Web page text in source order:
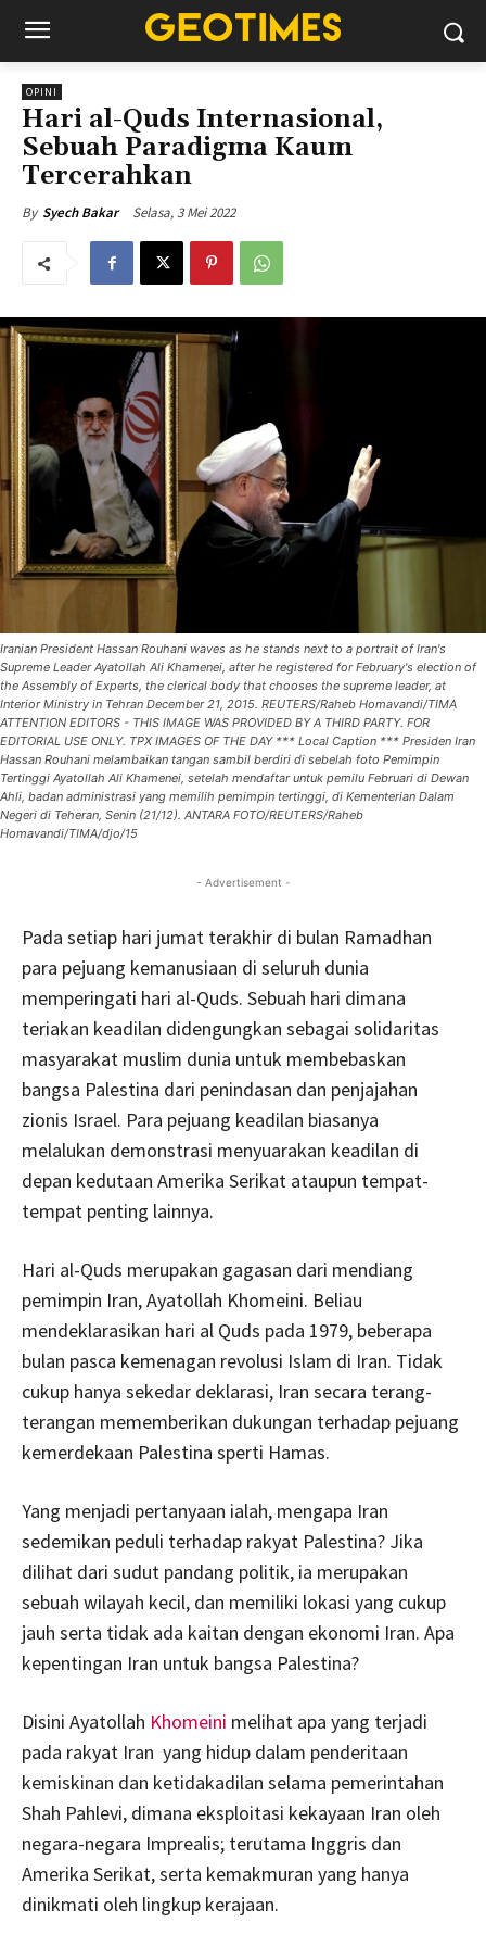
OPINI
Hari al-Quds Internasional,
Sebuah Paradigma Kaum
Tercerahkan
By Syech Bakar Selasa, 3 Mei 2022
Iranian President Hassan Rouhani waves as he stands next to a portrait of Iran's
Supreme Leader Ayatollah Ali Khamenei, after he registered for February's election of
the Assembly of Experts, the clerical body that chooses the supreme leader, at
Interior Ministry in Tehran December 21, 2015. REUTERS/Raheb Homavandi/TIMA
ATTENTION EDITORS - THIS IMAGE WAS PROVIDED BY A THIRD PARTY. FOR
EDITORIAL USE ONLY. TPX IMAGES OF THE DAY *** Local Caption *** Presiden Iran
Hassan Rouhani melambaikan tangan sambil berdiri di sebelah foto Pemimpin
Tertinggi Ayatollah Ali Khamenei, setelah mendaftar untuk pemilu Februari di Dewan
Ahli, badan administrasi yang memilih pemimpin tertinggi, di Kementerian Dalam
Negeri di Teheran, Senin (21/12). ANTARA FOTO/REUTERS/Raheb
Homavandi/TIMA/djo/15
- Advertisement -
Pada setiap hari jumat terakhir di bulan Ramadhan
para pejuang kemanusiaan di seluruh dunia
memperingati hari al-Quds. Sebuah hari dimana
teriakan keadilan didengungkan sebagai solidaritas
masyarakat muslim dunia untuk membebaskan
bangsa Palestina dari penindasan dan penjajahan
zionis Israel. Para pejuang keadilan biasanya
melalukan demonstrasi menyuarakan keadilan di
depan kedutaan Amerika Serikat ataupun tempat-
tempat penting lainnya.
Hari al-Quds merupakan gagasan dari mendiang
pemimpin Iran, Ayatollah Khomeini. Beliau
mendeklarasikan hari al Quds pada 1979, beberapa
bulan pasca kemenagan revolusi Islam di Iran. Tidak
cukup hanya sekedar deklarasi, Iran secara terang-
terangan mememberikan dukungan terhadap pejuang
kemerdekaan Palestina sperti Hamas.
Yang menjadi pertanyaan ialah, mengapa Iran
sedemikan peduli terhadap rakyat Palestina? Jika
dilihat dari sudut pandang politik, ia merupakan
sebuah wilayah kecil, dan memiliki lokasi yang cukup
jauh serta tidak ada kaitan dengan ekonomi Iran. Apa
kepentingan Iran untuk bangsa Palestina?
Disini Ayatollah Khomeini melihat apa yang terjadi
pada rakyat Iran yang hidup dalam penderitaan
kemiskinan dan ketidakadilan selama pemerintahan
Shah Pahlevi, dimana eksploitasi kekayaan Iran oleh
negara-negara Imprealis; terutama Inggris dan
Amerika Serikat, serta kemakmuran yang hanya
dinikmati oleh lingkup kerajaan.